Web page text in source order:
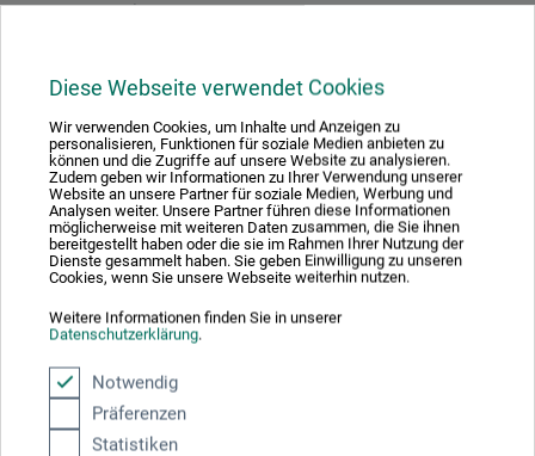
Diese Webseite verwendet Cookies
Wir verwenden Cookies, um Inhalte und Anzeigen zu
personalisieren, Funktionen für soziale Medien anbieten zu
können und die Zugriffe auf unsere Website zu analysieren.
Zudem geben wir Informationen zu Ihrer Verwendung unserer
Website an unsere Partner für soziale Medien, Werbung und
Analysen weiter. Unsere Partner führen diese Informationen
möglicherweise mit weiteren Daten zusammen, die Sie ihnen
bereitgestellt haben oder die sie im Rahmen Ihrer Nutzung der
Dienste gesammelt haben. Sie geben Einwilligung zu unseren
Cookies, wenn Sie unsere Webseite weiterhin nutzen.
Weitere Informationen finden Sie in unserer
Datenschutzerklärung.
Notwendig
Präferenzen
Statistiken
Hersteller-Kontakt
Hier finden Sie die Kontaktdaten des Herstellers zu
Clairefontaine Rhodia
RD 52
68490 Ottmarsheim
info@clairefontaine.com